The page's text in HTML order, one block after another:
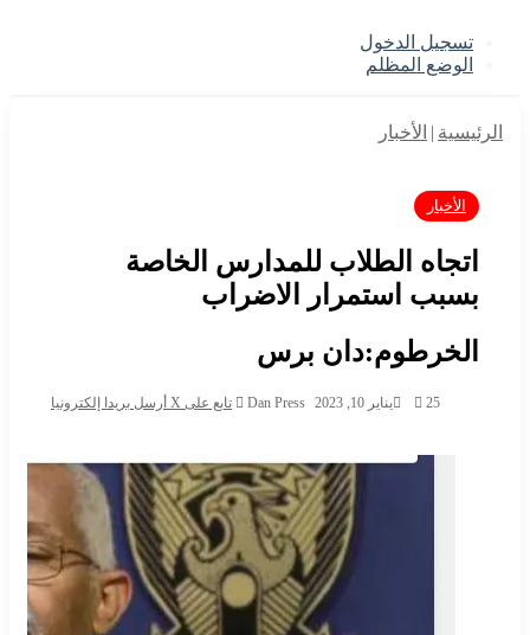
تسجيل الدخول
الوضع المظلم
الرئيسية | الأخبار
الأخبار
اتجاه الطلاب للمدارس الخاصة
بسبب استمرار الاضراب
الخرطوم:دان برس
Dan Press تابع على X أرسل بريدا إلكترونيا يناير 10, 2023 25